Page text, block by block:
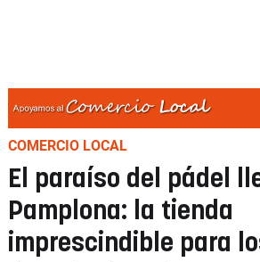
COMERCIO LOCAL
El paraíso del pádel
Pamplona: la tienda
imprescindible para